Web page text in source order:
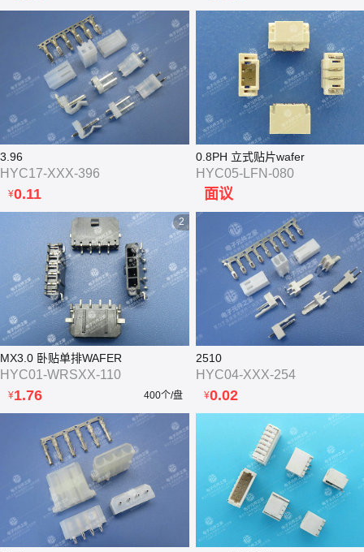
3.96
HYC17-XXX-396
¥0.11
0.8PH 立式贴片wafer
HYC05-LFN-080
面议
2
MX3.0 卧贴单排WAFER
HYC01-WRSXX-110
¥1.76 400个/盘
2510
HYC04-XXX-254
¥0.02